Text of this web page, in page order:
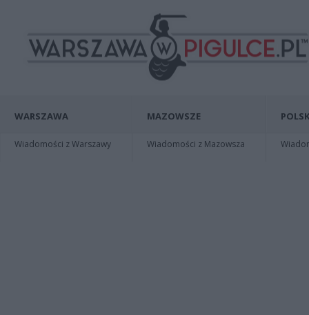
WARSZAWA
Wiadomości z Warszawy
MAZOWSZE
Wiadomości z Mazowsza